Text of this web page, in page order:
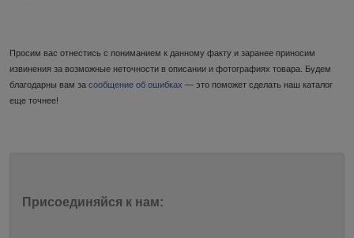
Просим вас отнестись с пониманием к данному факту и заранее приносим
извинения за возможные неточности в описании и фотографиях товара. Будем
благодарны вам за сообщение об ошибках — это поможет сделать наш каталог
еще точнее!
Присоединяйся к нам: